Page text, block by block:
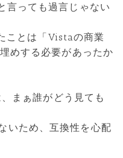
言っても過言じゃない
ことは「Vistaの商業
めする必要があったか
まぁ誰がどう見ても
いため、互換性を心配